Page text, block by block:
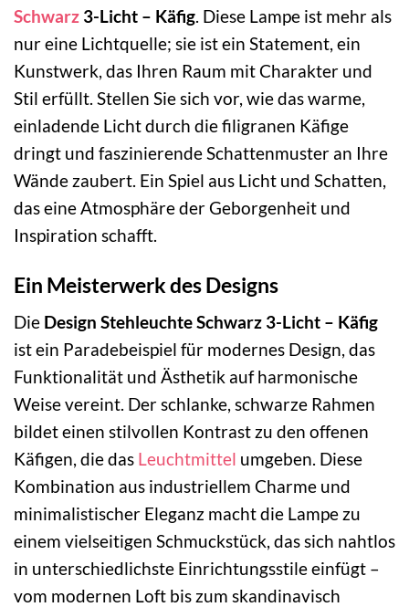
Schwarz 3-Licht – Käfig . Diese Lampe ist mehr als
nur eine Lichtquelle; sie ist ein Statement, ein
Kunstwerk, das Ihren Raum mit Charakter und
Stil erfüllt. Stellen Sie sich vor, wie das warme,
einladende Licht durch die filigranen Käfige
dringt und faszinierende Schattenmuster an Ihre
Wände zaubert. Ein Spiel aus Licht und Schatten,
das eine Atmosphäre der Geborgenheit und
Inspiration schafft.
Ein Meisterwerk des Designs
Die Design Stehleuchte Schwarz 3-Licht – Käfig
ist ein Paradebeispiel für modernes Design, das
Funktionalität und Ästhetik auf harmonische
Weise vereint. Der schlanke, schwarze Rahmen
bildet einen stilvollen Kontrast zu den offenen
Käfigen, die das Leuchtmittel umgeben. Diese
Kombination aus industriellem Charme und
minimalistischer Eleganz macht die Lampe zu
einem vielseitigen Schmuckstück, das sich nahtlos
in unterschiedlichste Einrichtungsstile einfügt –
vom modernen Loft bis zum skandinavisch